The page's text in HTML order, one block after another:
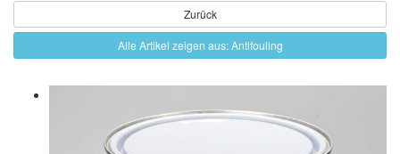
Zurück
Alle Artikel zeigen aus: Antifouling